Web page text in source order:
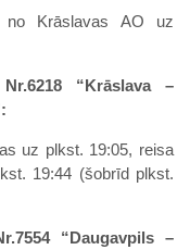
Krāslavas AO uz
Nr.6218 “Krāslava –
uz plkst. 19:05, reisa
19:44 (šobrīd plkst.
“Daugavpils –